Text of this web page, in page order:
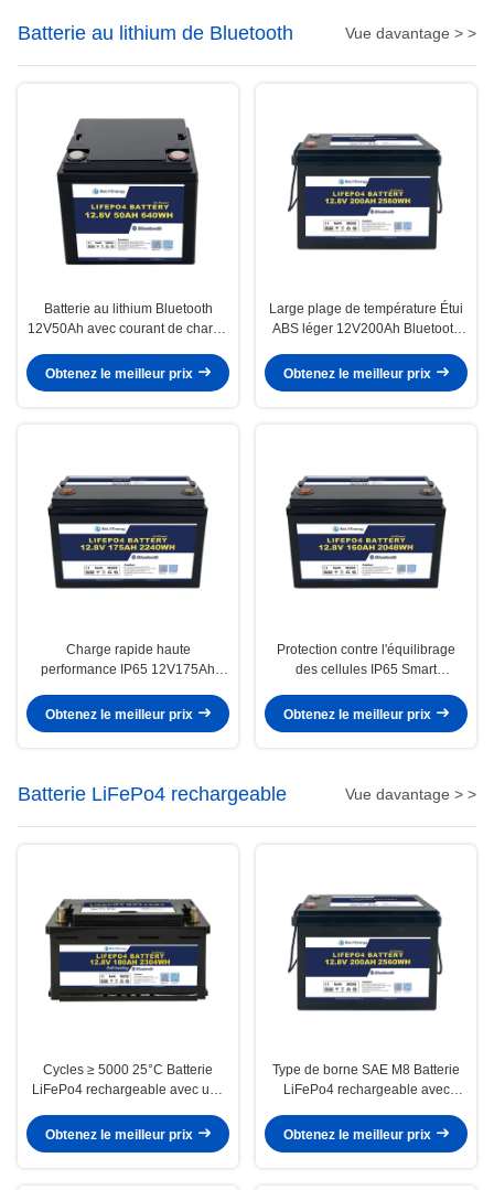
Batterie au lithium de Bluetooth Vue davantage > >
Batterie au lithium Bluetooth
12V50Ah avec courant de charge
Obtenez le meilleur prix
Large plage de température Étui
ABS léger 12V200Ah Bluetooth
Obtenez le meilleur prix
Charge rapide haute
performance IP65 12V175Ah
Obtenez le meilleur prix
Protection contre l'équilibrage
des cellules IP65 Smart
Batterie au lithium
Obtenez le meilleur prix
Batterie LiFePo4 rechargeable Vue davantage > >
Cycles ≥ 5000 25°C Batterie
LiFePo4 rechargeable avec une
de charge continu maximum A
200
Obtenez le meilleur prix
Type de borne SAE M8 Batterie
LiFePo4 rechargeable avec
faible auto-décharge
Obtenez le meilleur prix